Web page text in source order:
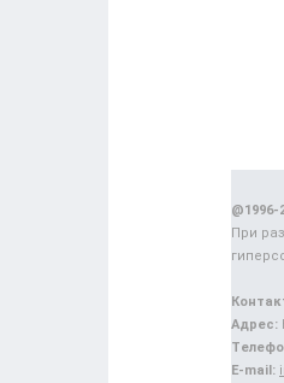
@1996-
При
Адрес:
E-mail: